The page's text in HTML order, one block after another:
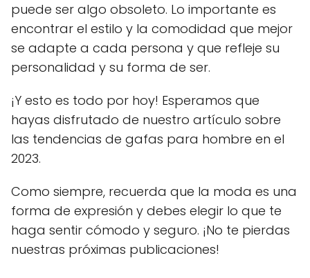
puede ser algo obsoleto. Lo importante es
encontrar el estilo y la comodidad que mejor
se adapte a cada persona y que refleje su
personalidad y su forma de ser.
¡Y esto es todo por hoy! Esperamos que
hayas disfrutado de nuestro artículo sobre
las tendencias de gafas para hombre en el
2023.
Como siempre, recuerda que la moda es una
forma de expresión y debes elegir lo que te
haga sentir cómodo y seguro. ¡No te pierdas
nuestras próximas publicaciones!